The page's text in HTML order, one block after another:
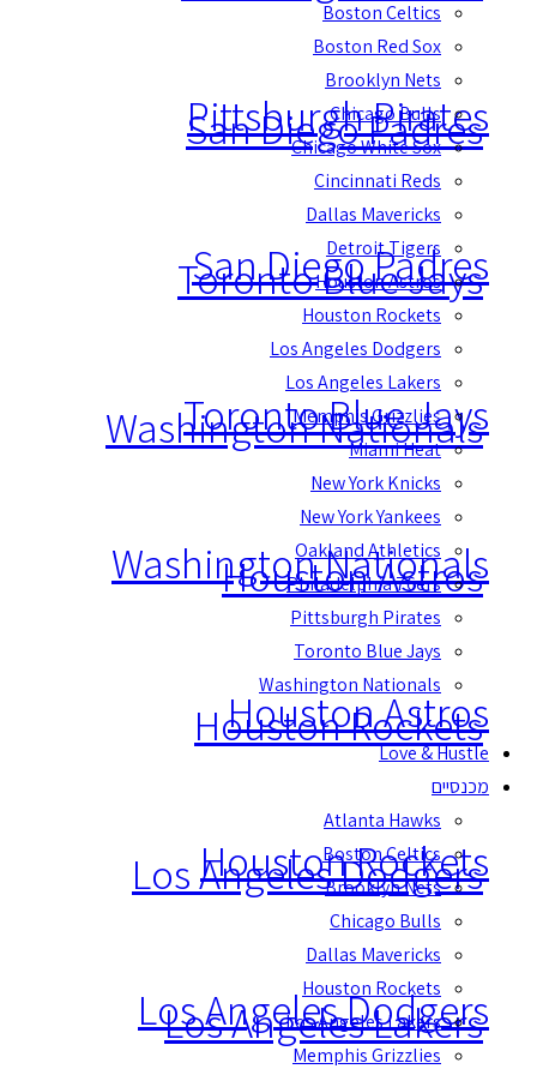
San Diego Padres
Toronto Blue Jays
Washington Nationals
Houston Astros
Houston Rockets
Los Angeles Dodgers
Los Angeles Lakers
Pittsburgh Pirates
San Diego Padres
Toronto Blue Jays
Washington Nationals
Houston Astros
Houston Rockets
Los Angeles Dodgers
Boston Celtics
Boston Red Sox
Brooklyn Nets
Chicago Bulls
Chicago White Sox
Cincinnati Reds
Dallas Mavericks
Detroit Tigers
Houston Astros
Houston Rockets
Los Angeles Dodgers
Los Angeles Lakers
Memphis Grizzlies
Miami Heat
New York Knicks
New York Yankees
Oakland Athletics
Philadelphia 76ers
Pittsburgh Pirates
Toronto Blue Jays
Washington Nationals
Love & Hustle
מכנסיים
Atlanta Hawks
Boston Celtics
Brooklyn Nets
Chicago Bulls
Dallas Mavericks
Houston Rockets
Los Angeles Lakers
Memphis Grizzlies